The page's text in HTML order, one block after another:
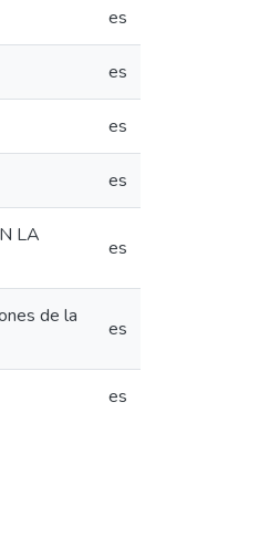
es
es
es
es
LA
es
de la
es
es